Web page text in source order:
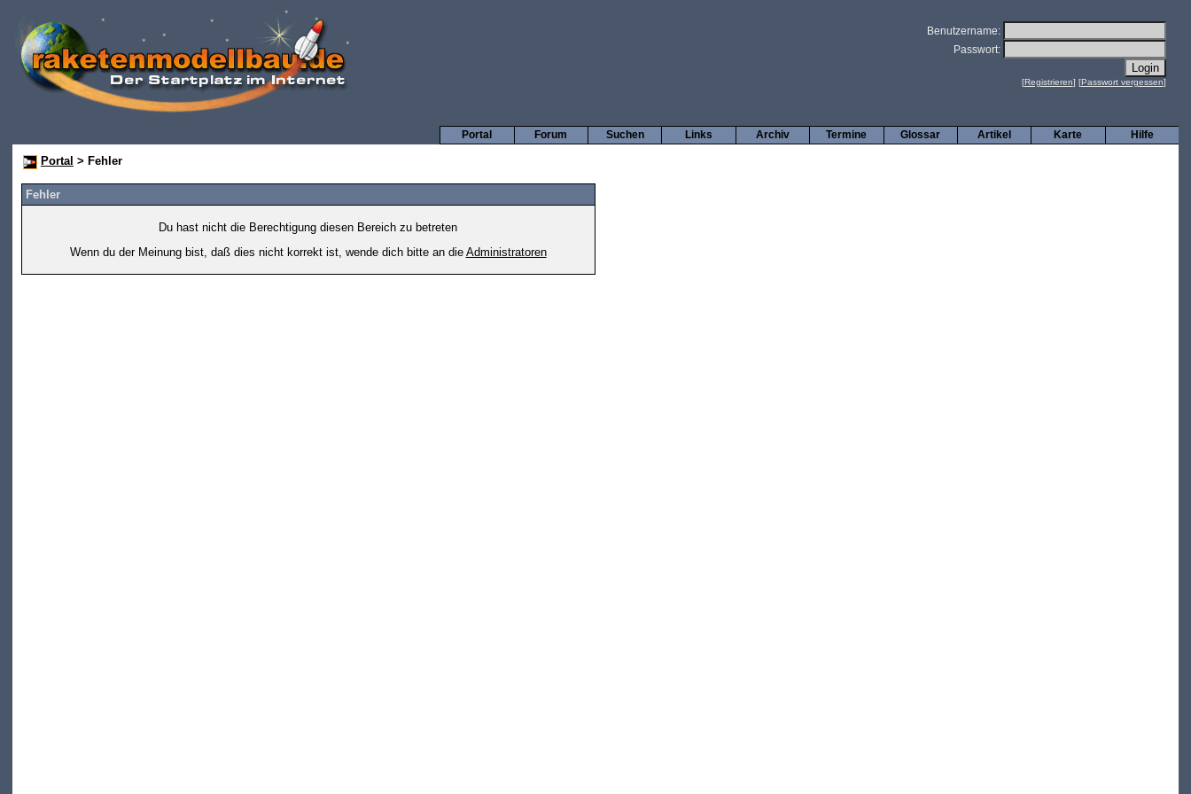
Benutzername:
Passwort:
[Registrieren] [Passwort vergessen]
Hilfe
Karte
Artikel
Glossar
Termine
Archiv
Links
Suchen
Forum
Portal
Portal > Fehler
Fehler
Du hast nicht die Berechtigung diesen Bereich zu betreten
Wenn du der Meinung bist, daß dies nicht korrekt ist, wende dich bitte an die Administratoren